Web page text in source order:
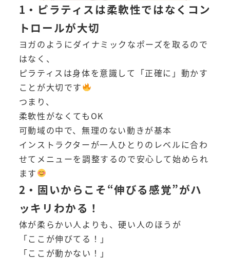
1・ピラティスは柔軟性ではなくコン
トロールが大切
ヨガのようにダイナミックなポーズを取るので
はなく、
ピラティスは身体を意識して「正確に」動かす
ことが大切です
つまり、
柔軟性がなくてもOK
可動域の中で、無理のない動きが基本
インストラクターが一人ひとりのレベルに合わ
せてメニューを調整するので安心して始められ
ます
2・固いからこそ“伸びる感覚”がハ
ッキリわかる！
体が柔らかい人よりも、硬い人のほうが
「ここが伸びてる！」
「ここが動かない！」